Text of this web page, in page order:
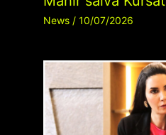
News/ 10/07/2026